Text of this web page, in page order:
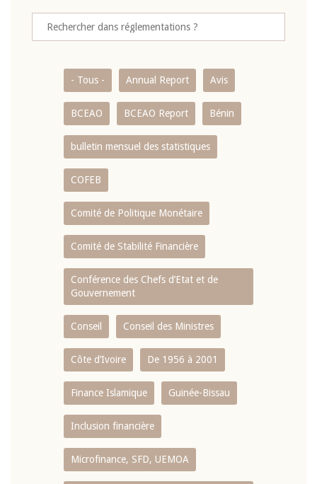
- Tous - Annual Report Avis
BCEAO BCEAO Report Bénin
bulletin mensuel des statistiques
COFEB
Comité de Politique Monétaire
Comité de Stabilité Financière
Conférence des Chefs d’Etat et de
Gouvernement
Conseil Conseil des Ministres
Côte d’Ivoire De 1956 à 2001
Finance Islamique Guinée-Bissau
Inclusion financière
Microfinance, SFD, UEMOA